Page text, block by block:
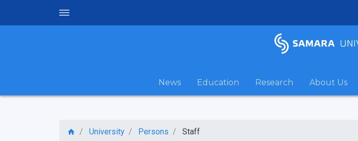
News Education Research About Us
University Persons Staff